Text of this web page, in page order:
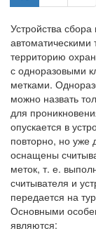
Устройства
территорию
с одноразовыми
метками.
можно назвать
для
опускается в
повторно, но уже
оснащены
меток, т. е.
считывателя и
передается на
Основными
являются: